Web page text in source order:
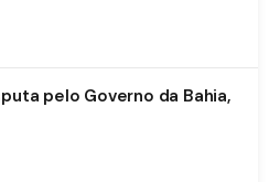
pelo Governo da Bahia,